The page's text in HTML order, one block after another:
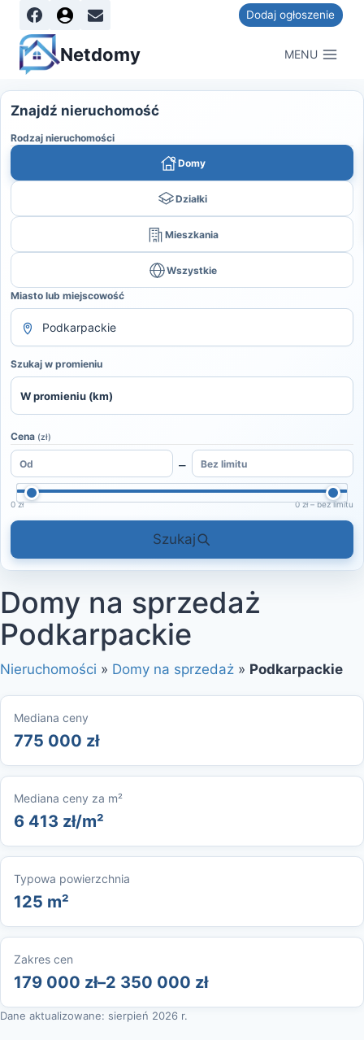
Dodaj ogłoszenie
Netdomy MENU
Znajdź nieruchomość
Rodzaj nieruchomości
Domy
Działki
Mieszkania
Wszystkie
Miasto lub miejscowość
Szukaj w promieniu
Cena (zł)
–
0 zł 0 zł – bez limitu
Szukaj
Domy na sprzedaż
Podkarpackie
Nieruchomości » Domy na sprzedaż » Podkarpackie
Mediana ceny
775 000 zł
Mediana ceny za m²
6 413 zł/m²
Typowa powierzchnia
125 m²
Zakres cen
179 000 zł–2 350 000 zł
Dane aktualizowane: sierpień 2026 r.